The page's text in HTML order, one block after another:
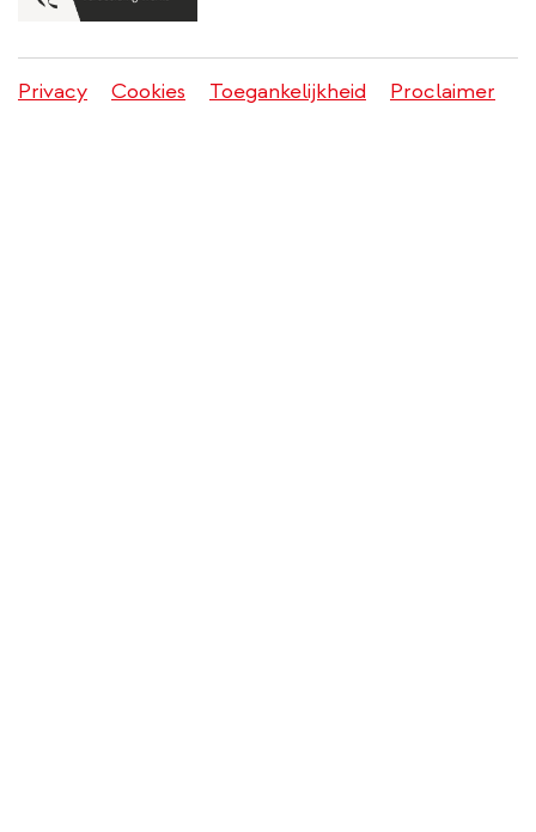
Juridisch
Privacy Cookies Toegankelijkheid Proclaimer